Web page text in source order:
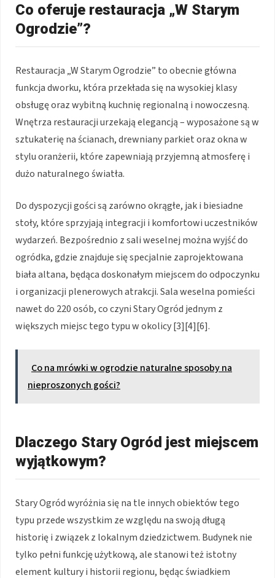
Co oferuje restauracja „W Starym
Ogrodzie”?
Restauracja „W Starym Ogrodzie” to obecnie główna
funkcja dworku, która przekłada się na wysokiej klasy
obsługę oraz wybitną kuchnię regionalną i nowoczesną.
Wnętrza restauracji urzekają elegancją – wyposażone są w
sztukaterię na ścianach, drewniany parkiet oraz okna w
stylu oranżerii, które zapewniają przyjemną atmosferę i
dużo naturalnego światła.
Do dyspozycji gości są zarówno okrągłe, jak i biesiadne
stoły, które sprzyjają integracji i komfortowi uczestników
wydarzeń. Bezpośrednio z sali weselnej można wyjść do
ogródka, gdzie znajduje się specjalnie zaprojektowana
biała altana, będąca doskonałym miejscem do odpoczynku
i organizacji plenerowych atrakcji. Sala weselna pomieści
nawet do 220 osób, co czyni Stary Ogród jednym z
większych miejsc tego typu w okolicy [3][4][6].
Co na mrówki w ogrodzie naturalne sposoby na
nieproszonych gości?
Dlaczego Stary Ogród jest miejscem
wyjątkowym?
Stary Ogród wyróżnia się na tle innych obiektów tego
typu przede wszystkim ze względu na swoją długą
historię i związek z lokalnym dziedzictwem. Budynek nie
tylko pełni funkcję użytkową, ale stanowi też istotny
element kultury i historii regionu, będąc świadkiem